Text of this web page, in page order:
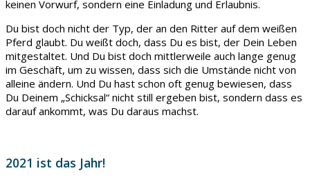
keinen Vorwurf, sondern eine Einladung und Erlaubnis.
Du bist doch nicht der Typ, der an den Ritter auf dem weißen
Pferd glaubt. Du weißt doch, dass Du es bist, der Dein Leben
mitgestaltet. Und Du bist doch mittlerweile auch lange genug
im Geschäft, um zu wissen, dass sich die Umstände nicht von
alleine ändern. Und Du hast schon oft genug bewiesen, dass
Du Deinem „Schicksal“ nicht still ergeben bist, sondern dass es
darauf ankommt, was Du daraus machst.
2021 ist das Jahr!